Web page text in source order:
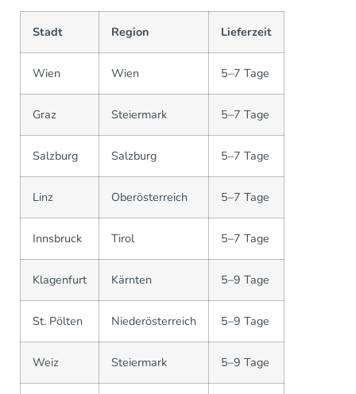
Stadt Region Lieferzeit
Wien Wien 5–7 Tage
Graz Steiermark 5–7 Tage
Salzburg Salzburg 5–7 Tage
Linz Oberösterreich 5–7 Tage
Innsbruck Tirol 5–7 Tage
Klagenfurt Kärnten 5–9 Tage
St. Pölten Niederösterreich 5–9 Tage
Weiz Steiermark 5–9 Tage